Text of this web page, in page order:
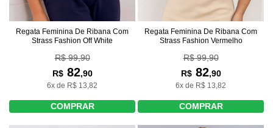
Regata Feminina De Ribana Com
Strass Fashion Off White
R$ 99,90
R$82,90
6x de R$ 13,82
COMPRAR
Regata Feminina De Ribana Com
Strass Fashion Vermelho
R$ 99,90
R$82,90
6x de R$ 13,82
COMPRAR